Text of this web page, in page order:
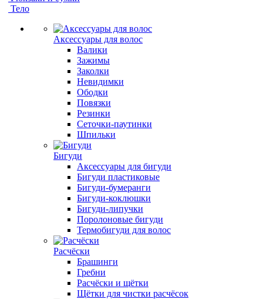
Тело
Аксессуары для волос
Валики
Зажимы
Заколки
Невидимки
Ободки
Повязки
Резинки
Сеточки-паутинки
Шпильки
Бигуди
Аксессуары для бигуди
Бигуди пластиковые
Бигуди-бумеранги
Бигуди-коклюшки
Бигуди-липучки
Поролоновые бигуди
Термобигуди для волос
Расчёски
Брашинги
Гребни
Расчёски и щётки
Щётки для чистки расчёсок